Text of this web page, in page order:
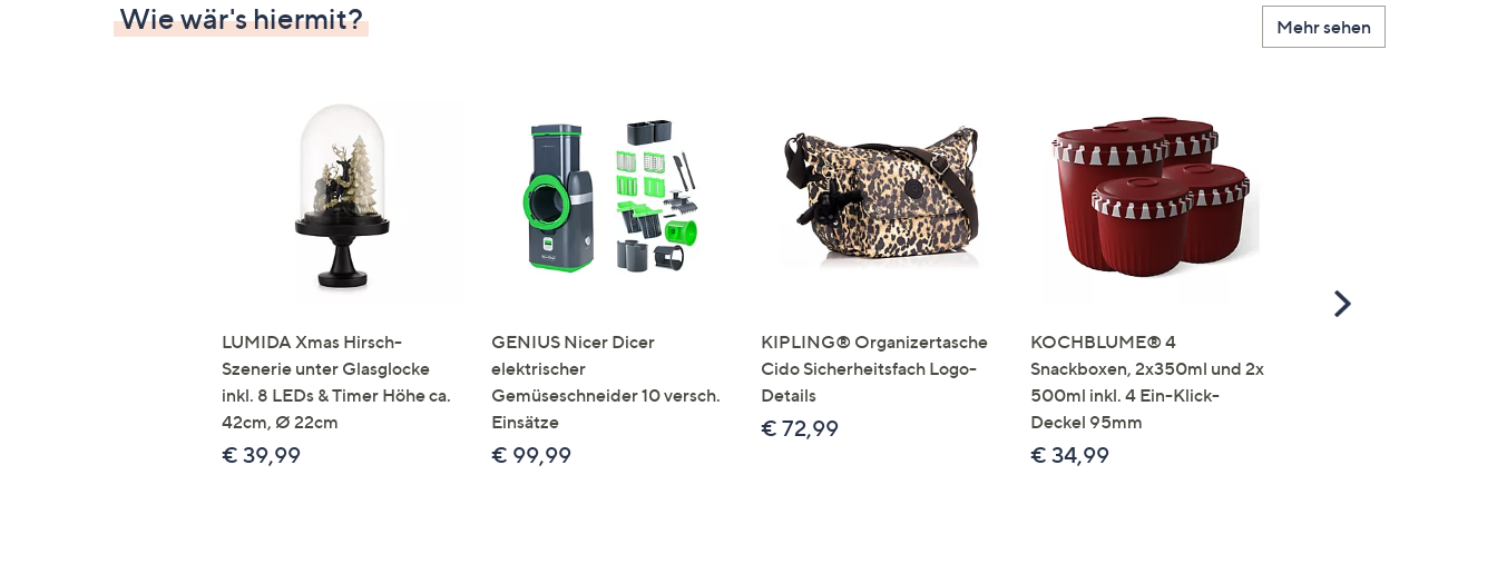
Wie wär's hiermit? Mehr sehen
LUMIDA Xmas Hirsch-
Szenerie unter Glasglocke
inkl. 8 LEDs & Timer Höhe ca.
42cm, Ø 22cm
€ 39,99
GENIUS Nicer Dicer
elektrischer
Gemüseschneider 10 versch.
Einsätze
€ 99,99
KIPLING® Organizertasche
Cido Sicherheitsfach Logo-
Details
€ 72,99
KOCHBLUME® 4
Snackboxen, 2x350ml und 2x
500ml inkl. 4 Ein-Klick-
Deckel 95mm
€ 34,99
Scroll